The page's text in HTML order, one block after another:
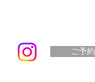
ご予約